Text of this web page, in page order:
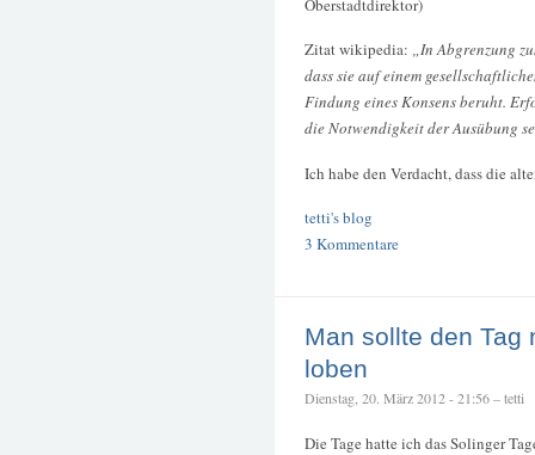
Zitat wikipedia: „In Abgrenzung
dass sie auf einem
Findung eines Konsens beruht.
die Notwendigkeit der Ausübung
Ich habe den Verdacht, dass die
tetti's blog
3 Kommentare
Man sollte den Tag
loben
Dienstag, 20. März 2012 - 21:56 – tetti
Die Tage hatte ich das Solinger